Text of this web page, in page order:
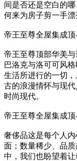
间是否还是空白的
何来为房子剪一手漂
帝王至尊全屋集成
帝王至尊顶部华美
巴洛克与洛可可风
生活所进行的一切
古的浪漫情怀与现
时尚现代。
帝王至尊全屋集成
奢侈品这是每个人
面；数量稀少、品
中，我们也盼望着